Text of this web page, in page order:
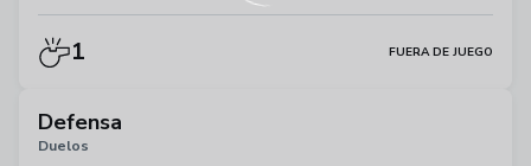
1 FUERA DE JUEGO
Defensa
Duelos